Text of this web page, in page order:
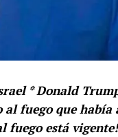
* Donald
fuego que había
fuego está